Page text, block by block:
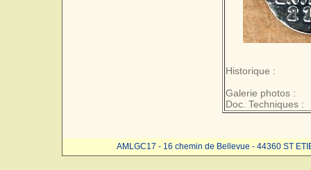
Historique :
Galerie photos :
Doc. Techniques :
AMLGC17 - 16 chemin de Bellevue - 44360 ST